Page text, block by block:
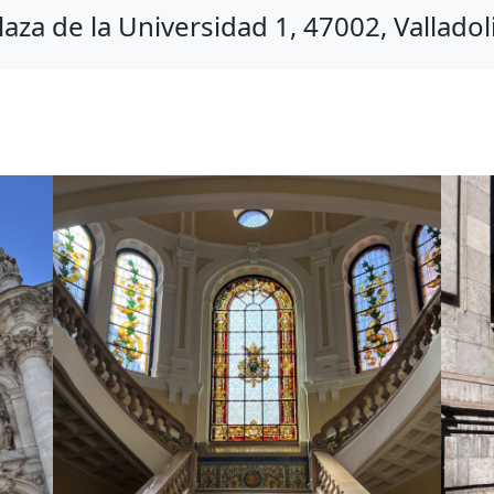
de la Universidad 1, 47002,